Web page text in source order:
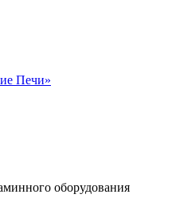
оборудования